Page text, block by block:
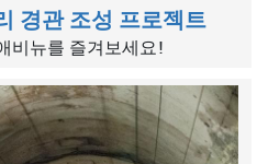
경관 조성 프로젝트
비뉴를 즐겨보세요!